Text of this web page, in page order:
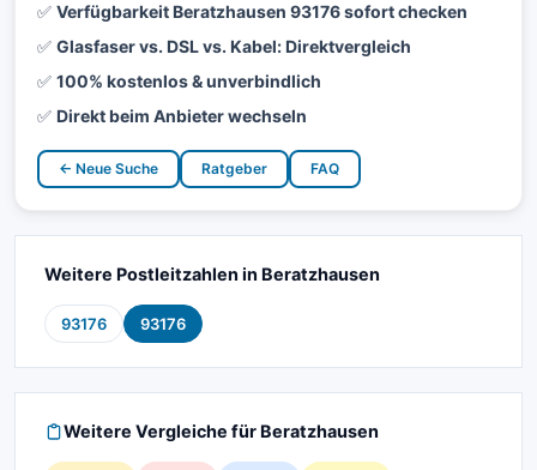
✅ Verfügbarkeit Beratzhausen 93176 sofort checken
✅ Glasfaser vs. DSL vs. Kabel: Direktvergleich
✅ 100% kostenlos & unverbindlich
✅ Direkt beim Anbieter wechseln
← Neue Suche Ratgeber FAQ
Weitere Postleitzahlen in Beratzhausen
93176 93176
Weitere Vergleiche für Beratzhausen